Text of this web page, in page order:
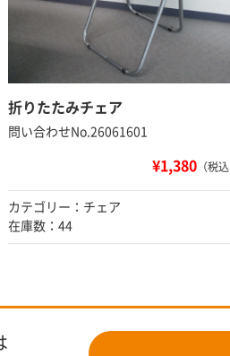
折りたたみチェア
問い合わせNo.26061601
¥1,380 （税
カテゴリー：チェア
在庫数：44